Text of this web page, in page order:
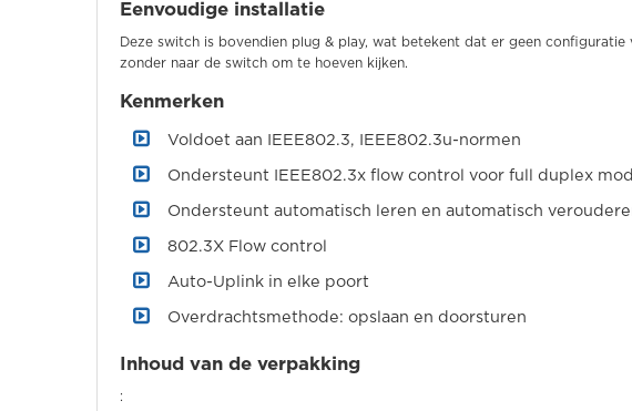
Eenvoudige installatie
Deze switch is bovendien plug & play, wat betekent dat er geen
zonder naar de switch om te hoeven kijken.
Kenmerken
Voldoet aan IEEE802.3, IEEE802.3u-normen
Ondersteunt IEEE802.3x flow control voor full duplex
Ondersteunt automatisch leren en automatisch
802.3X Flow control
Auto-Uplink in elke poort
Overdrachtsmethode: opslaan en doorsturen
Inhoud van de verpakking
: